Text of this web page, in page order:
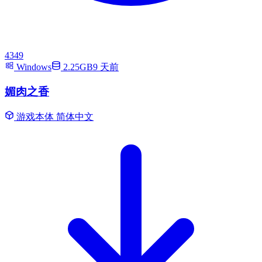
4349
Windows
2.25GB9 天前
媚肉之香
游戏本体 简体中文